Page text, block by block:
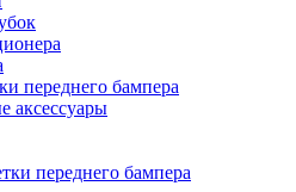
переднего бампера
аксессуары
переднего бампера